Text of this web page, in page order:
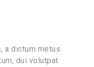
a dictum metus
dui volutpat